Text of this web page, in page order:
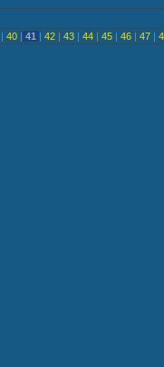
| 40 | 41 | 42 | 43 | 44 | 45 | 46 | 47 |